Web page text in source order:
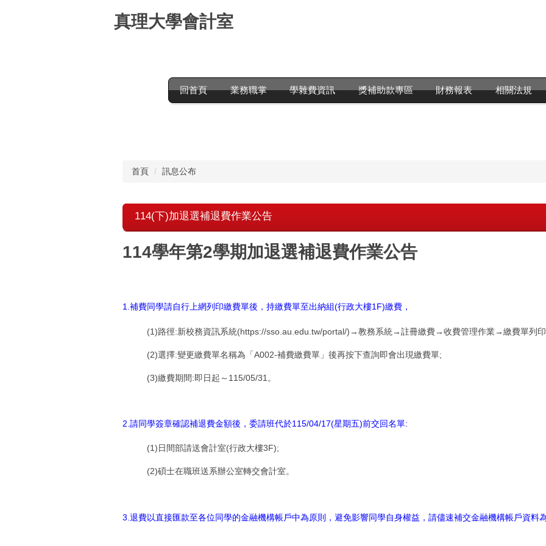
真理大學會計室
回首頁 業務職掌 學雜費資訊 獎補助款專區 財務報表 相關法規
首頁 訊息公布
114(下)加退選補退費作業公告
114學年第2學期加退選補退費作業公告
1.補費同學請自行上網列印繳費單後，持繳費單至出納組(行政大樓1F)繳費，
(1)路徑:新校務資訊系統(https://sso.au.edu.tw/portal/)→教務系統→註冊繳費→收費管理作業→繳費單列
(2)選擇:變更繳費單名稱為「A002-補費繳費單」後再按下查詢即會出現繳費單;
(3)繳費期間:即日起～115/05/31。
2.請同學簽章確認補退費金額後，委請班代於115/04/17(星期五)前交回名單:
(1)日間部請送會計室(行政大樓3F);
(2)碩士在職班送系辦公室轉交會計室。
3.退費以直接匯款至各位同學的金融機構帳戶中為原則，避免影響同學自身權益，請儘速補交金融機構帳戶資料為